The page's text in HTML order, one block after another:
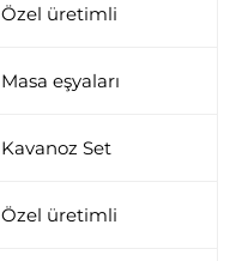
Özel üretimli
Masa eşyaları
Kavanoz Set
Özel üretimli